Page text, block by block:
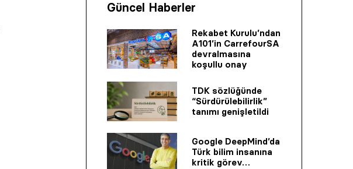
Güncel Haberler
Rekabet Kurulu’ndan
A101’in CarrefourSA
devralmasına
koşullu onay
TDK sözlüğünde
“Sürdürülebilirlik”
tanımı genişletildi
Google DeepMind’da
Türk bilim insanına
kritik görev…